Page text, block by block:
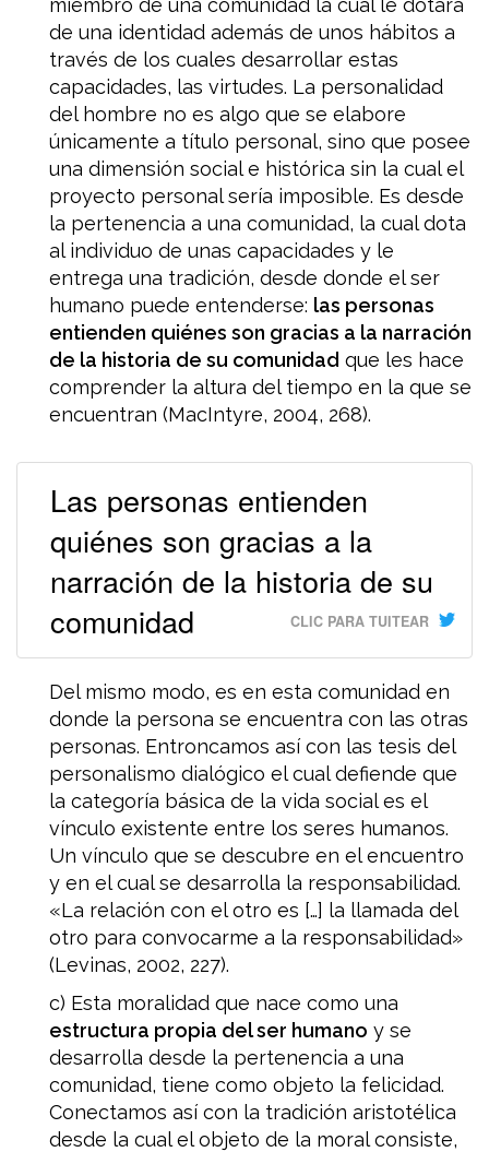
de una identidad además de unos hábitos a
través de los cuales desarrollar estas
capacidades, las virtudes. La personalidad
del hombre no es algo que se elabore
únicamente a título personal, sino que posee
una dimensión social e histórica sin la cual el
proyecto personal sería imposible. Es desde
la pertenencia a una comunidad, la cual dota
al individuo de unas capacidades y le
entrega una tradición, desde donde el ser
humano puede entenderse: las personas
entienden quiénes son gracias a la narración
de la historia de su comunidad que les hace
comprender la altura del tiempo en la que se
encuentran (MacIntyre, 2004, 268).
Las personas entienden
quiénes son gracias a la
narración de la historia de su
comunidad
CLIC PARA TUITEAR
Del mismo modo, es en esta comunidad en
donde la persona se encuentra con las otras
personas. Entroncamos así con las tesis del
personalismo dialógico el cual defiende que
la categoría básica de la vida social es el
vínculo existente entre los seres humanos.
Un vínculo que se descubre en el encuentro
y en el cual se desarrolla la responsabilidad.
«La relación con el otro es […] la llamada del
otro para convocarme a la responsabilidad»
(Levinas, 2002, 227).
c) Esta moralidad que nace como una
estructura propia del ser humano y se
desarrolla desde la pertenencia a una
comunidad, tiene como objeto la felicidad.
Conectamos así con la tradición aristotélica
desde la cual el objeto de la moral consiste,